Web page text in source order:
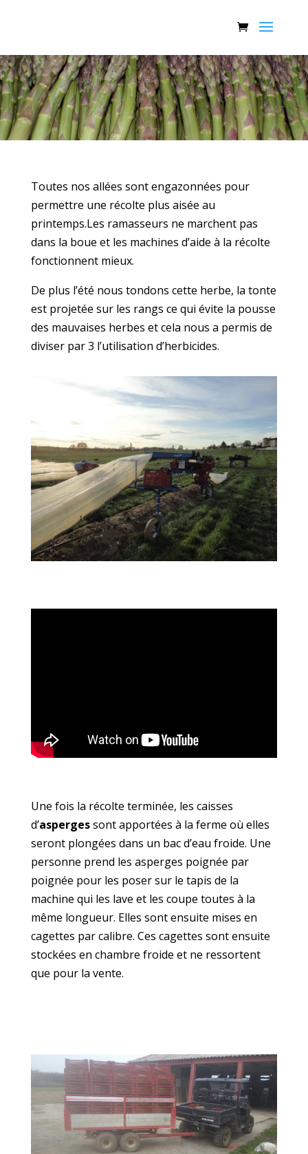
Toutes nos allées sont engazonnées pour
permettre une récolte plus aisée au
printemps.Les ramasseurs ne marchent pas
dans la boue et les machines d’aide à la récolte
fonctionnent mieux.
De plus l’été nous tondons cette herbe, la tonte
est projetée sur les rangs ce qui évite la pousse
des mauvaises herbes et cela nous a permis de
diviser par 3 l’utilisation d’herbicides.
Une fois la récolte terminée, les caisses
d’aspergessont apportées à la ferme où elles
seront plongées dans un bac d’eau froide. Une
personne prend les asperges poignée par
poignée pour les poser sur le tapis de la
machine qui les lave et les coupe toutes à la
même longueur. Elles sont ensuite mises en
cagettes par calibre. Ces cagettes sont ensuite
stockées en chambre froide et ne ressortent
que pour la vente.